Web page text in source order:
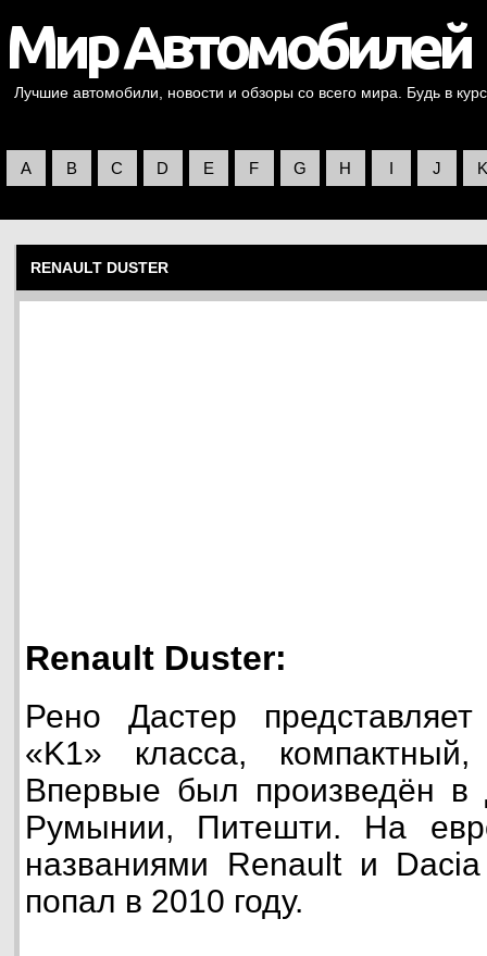
Лучшие автомобили, новости и обзоры со всего мира. Будь в
A B C D E F G H I J K
RENAULT DUSTER
Renault Duster:
Рено Дастер
«K1» класса,
Впервые был произведён в
Румынии, Питешти. На
названиями Renault и
попал в 2010 году.